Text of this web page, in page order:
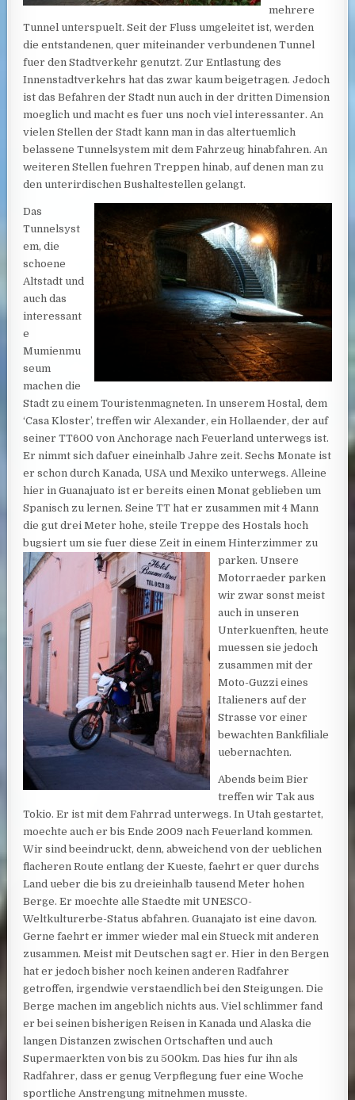
mehrere
Tunnel unterspuelt. Seit der Fluss umgeleitet ist, werden
die entstandenen, quer miteinander verbundenen Tunnel
fuer den Stadtverkehr genutzt. Zur Entlastung des
Innenstadtverkehrs hat das zwar kaum beigetragen. Jedoch
ist das Befahren der Stadt nun auch in der dritten Dimension
moeglich und macht es fuer uns noch viel interessanter. An
vielen Stellen der Stadt kann man in das altertuemlich
belassene Tunnelsystem mit dem Fahrzeug hinabfahren. An
weiteren Stellen fuehren Treppen hinab, auf denen man zu
den unterirdischen Bushaltestellen gelangt.
Das
Tunnelsyst
em, die
schoene
Altstadt und
auch das
interessant
e
Mumienmu
seum
machen die
Stadt zu einem Touristenmagneten. In unserem Hostal, dem
‘Casa Kloster’, treffen wir Alexander, ein Hollaender, der auf
seiner TT600 von Anchorage nach Feuerland unterwegs ist.
Er nimmt sich dafuer eineinhalb Jahre zeit. Sechs Monate ist
er schon durch Kanada, USA und Mexiko unterwegs. Alleine
hier in Guanajuato ist er bereits einen Monat geblieben um
Spanisch zu lernen. Seine TT hat er zusammen mit 4 Mann
die gut drei Meter hohe, steile Treppe des Hostals hoch
bugsiert um sie fuer diese Zeit in einem Hinterzimmer zu
parken.Unsere
Motorraeder parken
wir zwar sonst meist
auch in unseren
Unterkuenften, heute
muessen sie jedoch
zusammen mit der
Moto-Guzzi eines
Italieners auf der
Strasse vor einer
bewachten Bankfiliale
uebernachten.
Abends beim Bier
treffen wir Tak aus
Tokio. Er ist mit dem Fahrrad unterwegs. In Utah gestartet,
moechte auch er bis Ende 2009 nach Feuerland kommen.
Wir sind beeindruckt, denn, abweichend von der ueblichen
flacheren Route entlang der Kueste, faehrt er quer durchs
Land ueber die bis zu dreieinhalb tausend Meter hohen
Berge. Er moechte alle Staedte mit UNESCO-
Weltkulturerbe-Status abfahren. Guanajato ist eine davon.
Gerne faehrt er immer wieder mal ein Stueck mit anderen
zusammen. Meist mit Deutschen sagt er. Hier in den Bergen
hat er jedoch bisher noch keinen anderen Radfahrer
getroffen, irgendwie verstaendlich bei den Steigungen. Die
Berge machen im angeblich nichts aus. Viel schlimmer fand
er bei seinen bisherigen Reisen in Kanada und Alaska die
langen Distanzen zwischen Ortschaften und auch
Supermaerkten von bis zu 500km. Das hies fur ihn als
Radfahrer, dass er genug Verpflegung fuer eine Woche
sportliche Anstrengung mitnehmen musste.